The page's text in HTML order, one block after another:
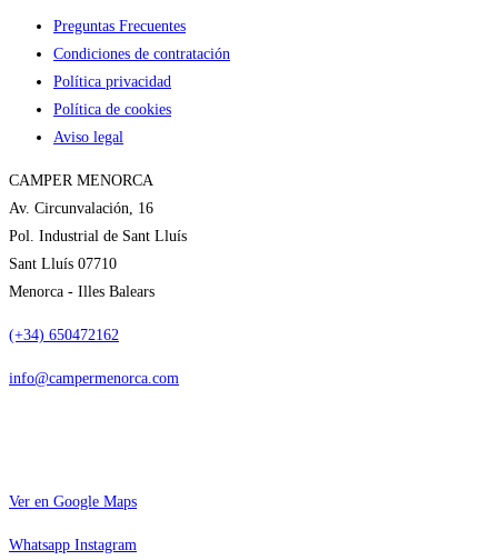
Preguntas Frecuentes
Condiciones de contratación
Política privacidad
Política de cookies
Aviso legal
CAMPER MENORCA
Av. Circunvalación, 16
Pol. Industrial de Sant Lluís
Sant Lluís 07710
Menorca - Illes Balears
(+34) 650472162
info@campermenorca.com
Ver en Google Maps
Whatsapp Instagram